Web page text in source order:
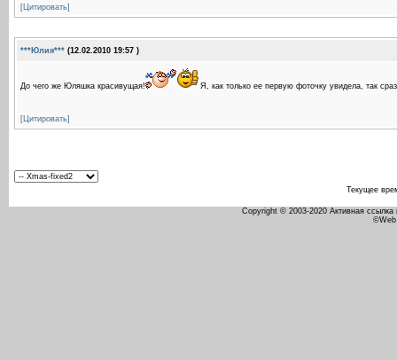
[Цитировать]
***Юлия*** (12.02.2010 19:57 )
До чего же Юляшка красивущая! Я, как только ее первую фоточку увидела, так
[Цитировать]
Текущее
Copyright © 2003-2020 Активная ссылка